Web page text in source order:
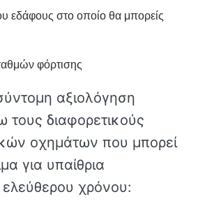
εδάφους στο οποίο θα μπορείς
φόρτισης
αξιολόγηση
τους διαφορετικούς
οχημάτων που μπορεί
για υπαίθρια
ελεύθερου χρόνου: